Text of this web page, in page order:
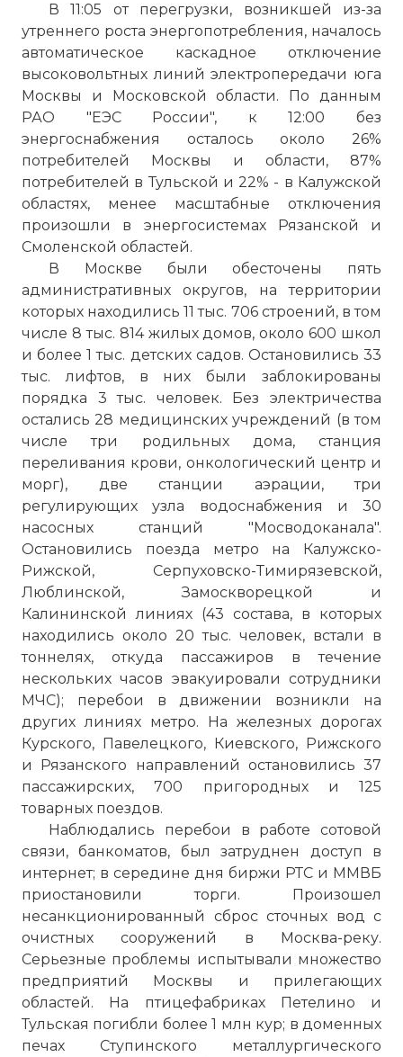
В 11:05 от перегрузки, возникшей из-за
утреннего роста энергопотребления, началось
автоматическое каскадное отключение
высоковольтных линий электропередачи юга
Москвы и Московской области. По данным
РАО "ЕЭС России", к 12:00 без
энергоснабжения осталось около 26%
потребителей Москвы и области, 87%
потребителей в Тульской и 22% - в Калужской
областях, менее масштабные отключения
произошли в энергосистемах Рязанской и
Смоленской областей.
В Москве были обесточены пять
административных округов, на территории
которых находились 11 тыс. 706 строений, в том
числе 8 тыс. 814 жилых домов, около 600 школ
и более 1 тыс. детских садов. Остановились 33
тыс. лифтов, в них были заблокированы
порядка 3 тыс. человек. Без электричества
остались 28 медицинских учреждений (в том
числе три родильных дома, станция
переливания крови, онкологический центр и
морг), две станции аэрации, три
регулирующих узла водоснабжения и 30
насосных станций "Мосводоканала".
Остановились поезда метро на Калужско-
Рижской, Серпуховско-Тимирязевской,
Люблинской, Замоскворецкой и
Калининской линиях (43 состава, в которых
находились около 20 тыс. человек, встали в
тоннелях, откуда пассажиров в течение
нескольких часов эвакуировали сотрудники
МЧС); перебои в движении возникли на
других линиях метро. На железных дорогах
Курского, Павелецкого, Киевского, Рижского
и Рязанского направлений остановились 37
пассажирских, 700 пригородных и 125
товарных поездов.
Наблюдались перебои в работе сотовой
связи, банкоматов, был затруднен доступ в
интернет; в середине дня биржи РТС и ММВБ
приостановили торги. Произошел
несанкционированный сброс сточных вод с
очистных сооружений в Москва-реку.
Серьезные проблемы испытывали множество
предприятий Москвы и прилегающих
областей. На птицефабриках Петелино и
Тульская погибли более 1 млн кур; в доменных
печах Ступинского металлургического